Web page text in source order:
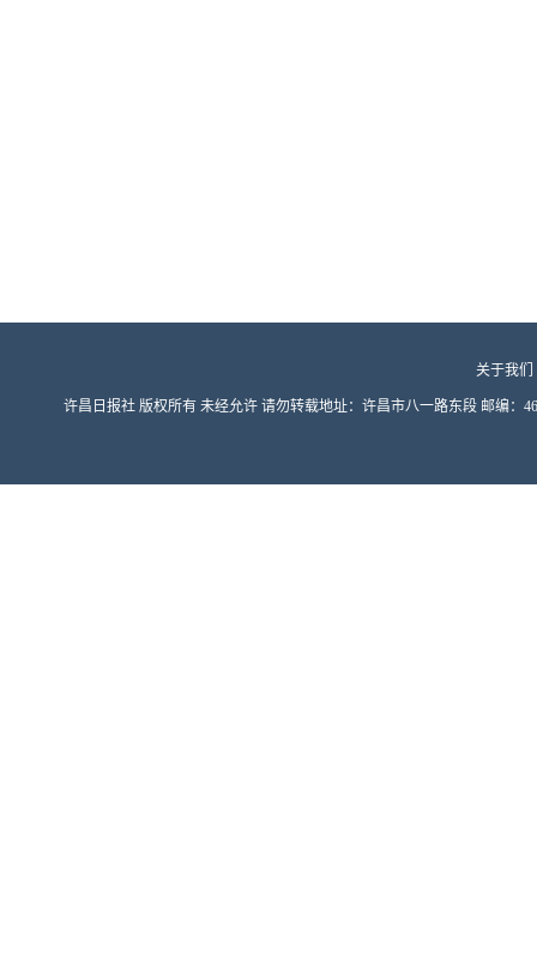
关于我们
许昌日报社 版权所有 未经允许 请勿转载地址：许昌市八一路东段 邮编：